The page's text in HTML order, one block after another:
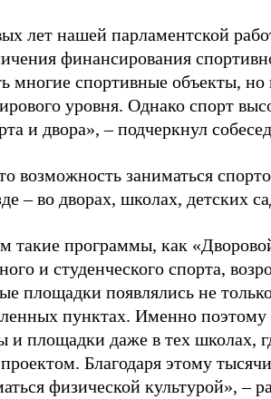
лет нашей парламентской
финансирования
многие спортивные объекты,
уровня. Однако спорт
и двора», – подчеркнул
возможность заниматься
– во дворах, школах, детских
программы, как
и студенческого спорта,
площадки появлялись не
пунктах. Именно поэтому
и площадки даже в тех школах,
Благодаря этому
физической культурой», –